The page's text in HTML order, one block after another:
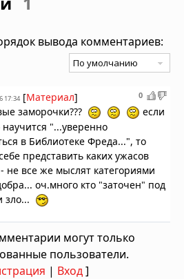
вывода комментариев:
0
17:34 [Материал]
заморочки???
если
научится "...уверенно
в Библиотеке Фреда...", то
представить каких ужасов
не все же мыслят категориями
оч.много кто "заточен" под
зло...
могут только
пользователи.
| Вход]